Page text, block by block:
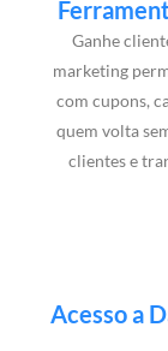
Ganhe
marketing
com cupons,
quem volta
clientes e
Acesso a